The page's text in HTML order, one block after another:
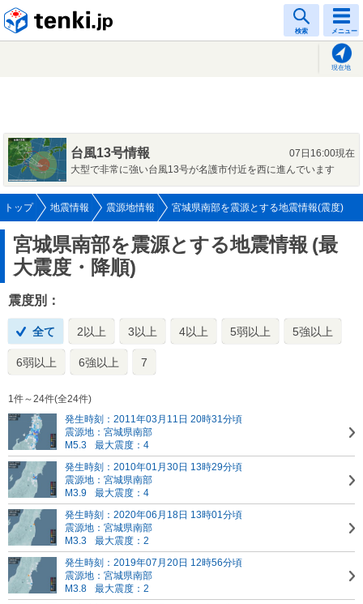
検索 メニュー
現在地
台風13号情報
07日16:00現在
大型で非常に強い台風13号が名護市付近を西に進んでいます
トップ 地震情報 震源地情報 宮城県南部を震源とする地震情報(震度)
宮城県南部を震源とする地震情報 (最
大震度・降順)
震度別：
全て 2以上 3以上 4以上 5弱以上 5強以上
6弱以上 6強以上 7
1件～24件(全24件)
発生時刻：2011年03月11日 20時31分頃
震源地：宮城県南部
M5.3
最大震度：4
発生時刻：2010年01月30日 13時29分頃
震源地：宮城県南部
M3.9
最大震度：4
発生時刻：2020年06月18日 13時01分頃
震源地：宮城県南部
M3.3
最大震度：2
発生時刻：2019年07月20日 12時56分頃
震源地：宮城県南部
M3.8
最大震度：2